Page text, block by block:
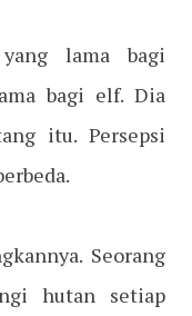
lama bagi
bagi elf. Dia
itu. Persepsi
Seorang
hutan setiap